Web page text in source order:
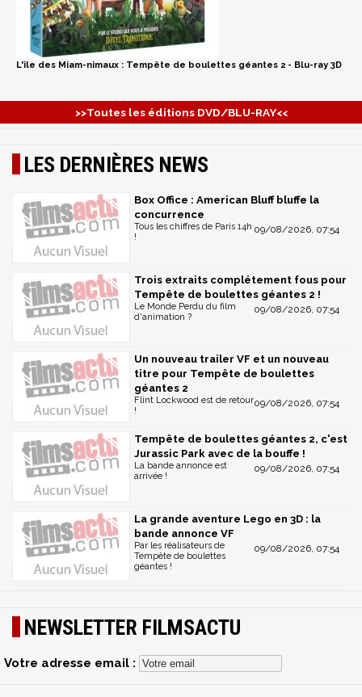
L'île des Miam-nimaux : Tempête de boulettes géantes 2 - Blu-ray 3D
>>Toutes les éditions DVD/BLU-RAY<<
LES DERNIÈRES NEWS
Box Office : American Bluff bluffe la
concurrence
09/08/2026, 07:54
Tous les chiffres de Paris 14h
!
Trois extraits complétement fous pour
Tempête de boulettes géantes 2 !
09/08/2026, 07:54
Le Monde Perdu du film
d'animation ?
Un nouveau trailer VF et un nouveau
titre pour Tempête de boulettes
géantes 2
09/08/2026, 07:54
Flint Lockwood est de retour
!
Tempête de boulettes géantes 2, c'est
Jurassic Park avec de la bouffe !
09/08/2026, 07:54
La bande annonce est
arrivée !
La grande aventure Lego en 3D : la
bande annonce VF
09/08/2026, 07:54
Par les réalisateurs de
Tempête de boulettes
géantes !
NEWSLETTER FILMSACTU
Votre adresse email :